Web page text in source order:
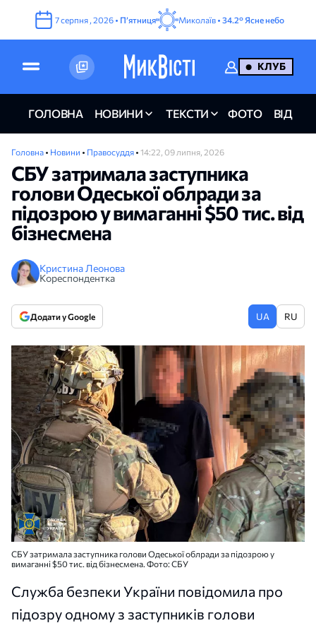
7серпня , 2026 • Пʼятниця Миколаїв • 34.2° Ясне небо
КЛУБ
ГОЛОВНА НОВИНИ ТЕКСТИ ФОТО ВІДЕО
Головна • Новини • Правосуддя • 14:22, 09 липня, 2026
СБУ затримала заступника
голови Одеської облради за
підозрою у вимаганні $50 тис. від
бізнесмена
Кристина Леонова
Кореспондентка
Додати у Google UA RU
СБУ затримала заступника голови Одеської облради за підозрою у
вимаганні $50 тис. від бізнесмена. Фото: СБУ
Служба безпеки України повідомила про
підозру одному з заступників голови